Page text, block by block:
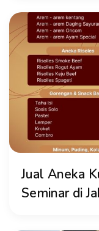
Jual Aneka
Seminar di